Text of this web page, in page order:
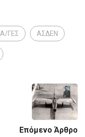
Α/ΓΕΣ ΑΣΔΕΝ
Επόμενο Άρθρο